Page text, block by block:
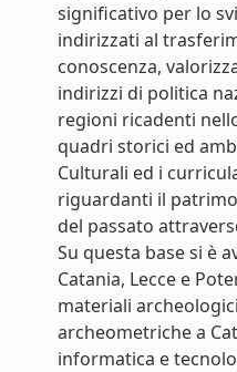
significativo per lo
indirizzati al
conoscenza,
indirizzi di politica
regioni ricadenti
quadri storici ed
Culturali ed i
riguardanti il
del passato
Su questa base si è
Catania, Lecce e
materiali
archeometriche a
informatica e